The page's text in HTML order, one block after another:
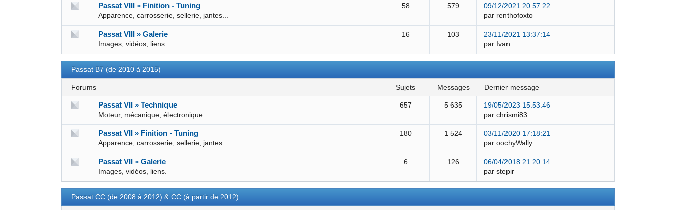
Passat VIII » Finition - Tuning
Apparence, carrosserie, sellerie, jantes...
58 579
09/12/2021 20:57:22
par renthofoxto
Passat VIII » Galerie
Images, vidéos, liens.
16 103
23/11/2021 13:37:14
par Ivan
Passat B7 (de 2010 à 2015)
Forums sujets messages dernier message
Passat VII » Technique
Moteur, mécanique, électronique.
657 5 635
19/05/2023 15:53:46
par chrismi83
Passat VII » Finition - Tuning
Apparence, carrosserie, sellerie, jantes...
180 1 524
03/11/2020 17:18:21
par oochyWally
Passat VII » Galerie
Images, vidéos, liens.
6 126
06/04/2018 21:20:14
par stepir
Passat CC (de 2008 à 2012) & CC (à partir de 2012)